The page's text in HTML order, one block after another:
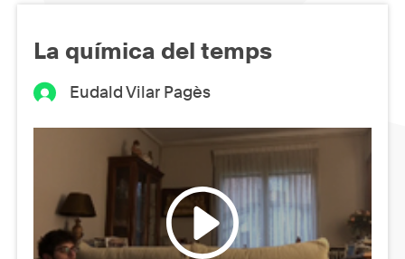
La química del temps
Eudald Vilar Pagès